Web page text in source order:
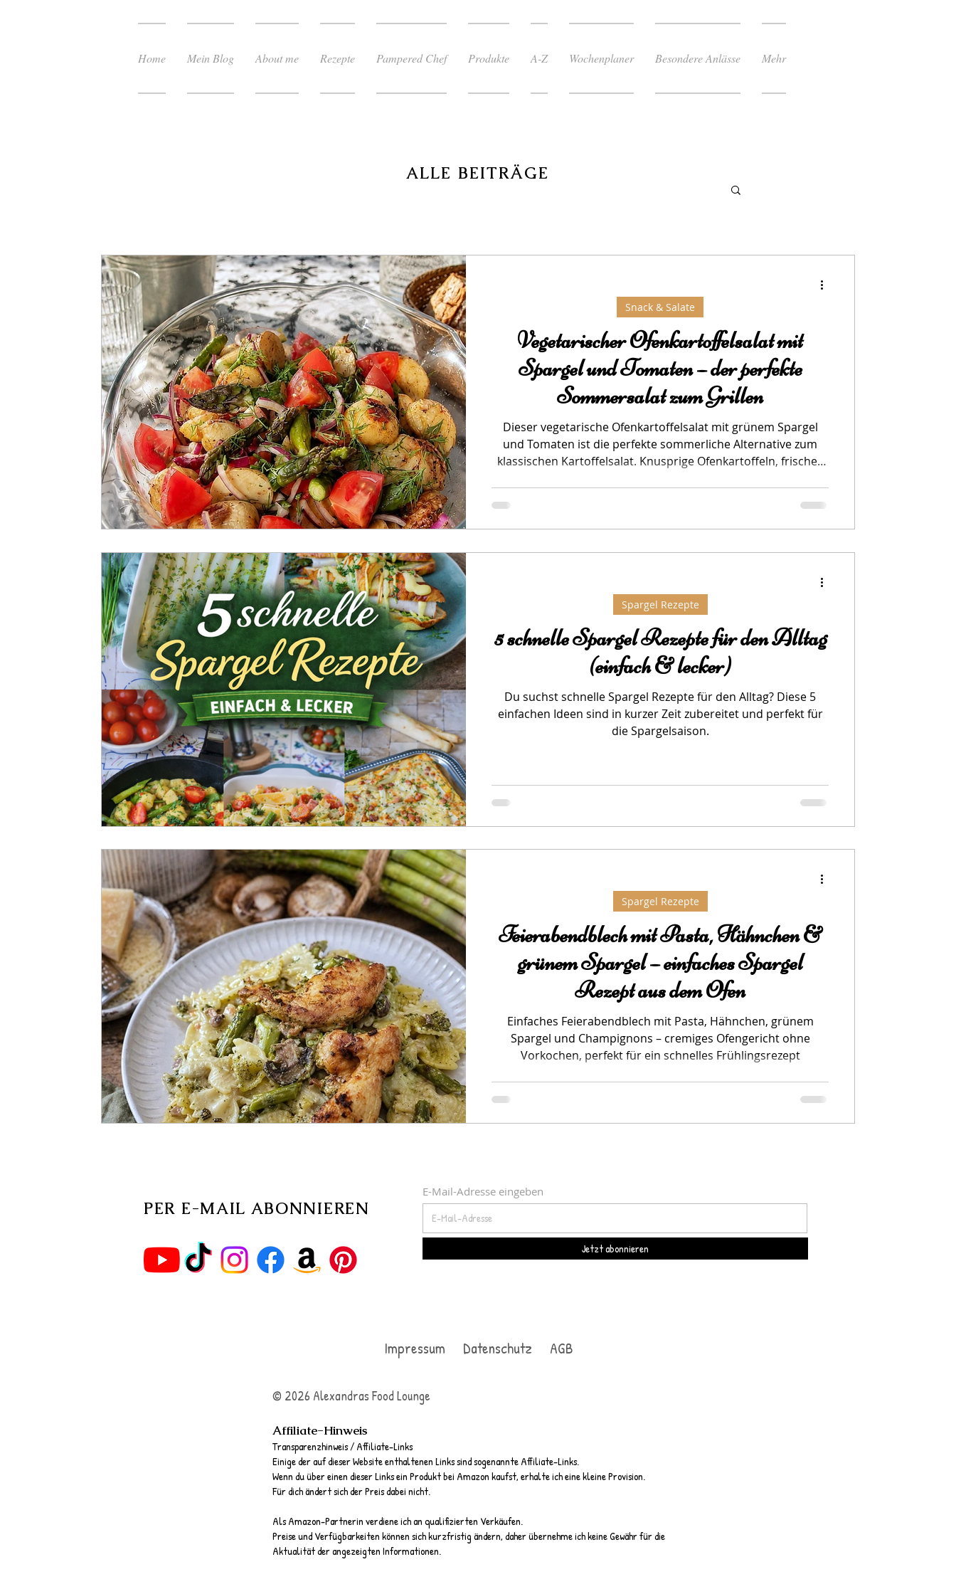
Home Mein Blog About me Rezepte Pampered Chef Produkte A-Z Wochenplaner Besondere Anlässe Mehr
ALLE BEITRÄGE
Vegetarischer Ofenkartoffelsalat mit
Spargel und Tomaten – der perfekte
Sommersalat zum Grillen
Dieser vegetarische Ofenkartoffelsalat mit grünem Spargel
und Tomaten ist die perfekte sommerliche Alternative zum
klassischen Kartoffelsalat. Knusprige Ofenkartoffeln, frisches
Snack & Salate
5 schnelle Spargel Rezepte für den Alltag
(einfach & lecker)
Du suchst schnelle Spargel Rezepte für den Alltag? Diese 5
einfachen Ideen sind in kurzer Zeit zubereitet und perfekt für
die Spargelsaison.
Spargel Rezepte
Feierabendblech mit Pasta, Hähnchen &
grünem Spargel – einfaches Spargel
Rezept aus dem Ofen
Einfaches Feierabendblech mit Pasta, Hähnchen, grünem
Spargel und Champignons – cremiges Ofengericht ohne
Vorkochen, perfekt für ein schnelles Frühlingsrezept
Spargel Rezepte
PER E-MAIL ABONNIEREN
E-Mail-Adresse eingeben
Jetzt abonnieren
Impressum Datenschutz AGB
© 2026 Alexandras Food Lounge
Affiliate-Hinweis
Transparenzhinweis / Affiliate-Links
Einige der auf dieser Website enthaltenen Links sind sogenannte Affiliate-Links.
Wenn du über einen dieser Links ein Produkt bei Amazon kaufst, erhalte ich eine kleine Provision.
Für dich ändert sich der Preis dabei nicht.
Als Amazon-Partnerin verdiene ich an qualifizierten Verkäufen.
Preise und Verfügbarkeiten können sich kurzfristig ändern, daher übernehme ich keine Gewähr für die
Aktualität der angezeigten Informationen.